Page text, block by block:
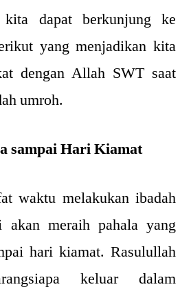
dapat berkunjung ke
yang menjadikan kita
dengan Allah SWT saat
umroh.
sampai Hari Kiamat
waktu melakukan ibadah
akan meraih pahala yang
hari kiamat. Rasulullah
keluar dalam